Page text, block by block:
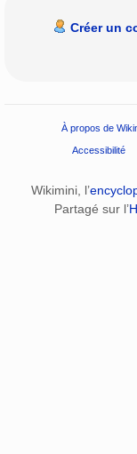
Créer un
À propos de
Accessibilité
Wikimini, l’
Partagé sur l’